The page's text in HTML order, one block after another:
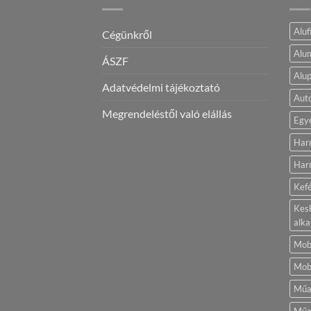
Cégünkről
ÁSZF
Adatvédelmi tájékoztató
Megrendeléstől való elállás